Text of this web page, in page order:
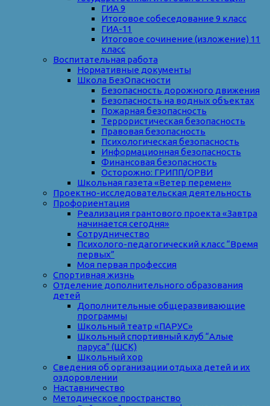
ГИА 9
Итоговое собеседование 9 класс
ГИА-11
Итоговое сочинение (изложение) 11
класс
Воспитательная работа
Нормативные документы
Школа БезОпасности
Безопасность дорожного движения
Безопасность на водных объектах
Пожарная безопасность
Террористическая безопасность
Правовая безопасность
Психологическая безопасность
Информационная безопасность
Финансовая безопасность
Осторожно: ГРИПП/ОРВИ
Школьная газета «Ветер перемен»
Проектно-исследовательская деятельность
Профориентация
Реализация грантового проекта «Завтра
начинается сегодня»
Сотрудничество
Психолого-педагогический класс “Время
первых”
Моя первая профессия
Спортивная жизнь
Отделение дополнительного образования
детей
Дополнительные общеразвивающие
программы
Школьный театр «ПАРУС»
Школьный спортивный клуб “Алые
паруса” (ШСК)
Школьный хор
Сведения об организации отдыха детей и их
оздоровлении
Наставничество
Методическое пространство